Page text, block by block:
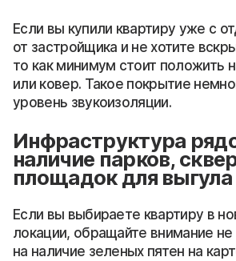
Если вы купили квартиру уже с
от застройщика и не хотите
то как минимум стоит положить
или ковер. Такое покрытие
уровень звукоизоляции.
Инфраструктура
наличие парков,
площадок для выгула
Если вы выбираете квартиру в
локации, обращайте внимание не
на наличие зеленых пятен на